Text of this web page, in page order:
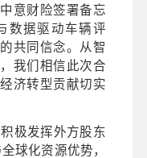
意财险签署备忘
数据驱动车辆评
共同信念。从智
我们相信此次合
济转型贡献切实
极发挥外方股东
球化资源优势，